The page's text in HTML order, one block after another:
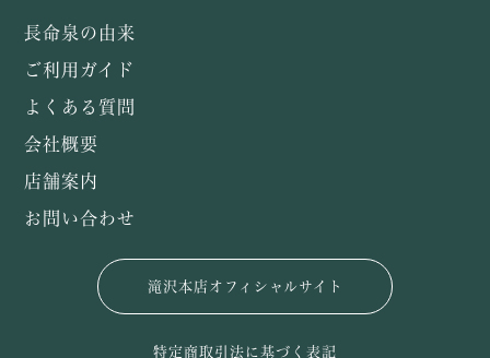
長命泉の由来
ご利用ガイド
よくある質問
会社概要
店舗案内
お問い合わせ
滝沢本店オフィシャルサイト
特定商取引法に基づく表記